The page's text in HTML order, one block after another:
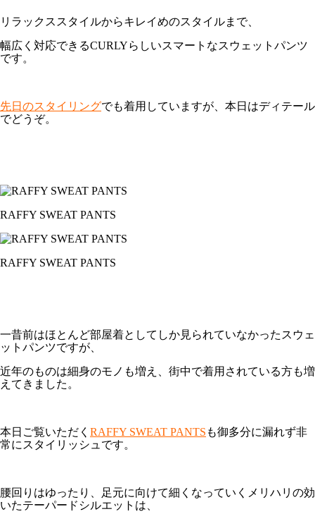
リラックススタイルからキレイめのスタイルまで、
幅広く対応できるCURLYらしいスマートなスウェットパンツ
です。
先日のスタイリングでも着用していますが、本日はディテール
でどうぞ。
RAFFY SWEAT PANTS
RAFFY SWEAT PANTS
一昔前はほとんど部屋着としてしか見られていなかったスウェ
ットパンツですが、
近年のものは細身のモノも増え、街中で着用されている方も増
えてきました。
本日ご覧いただく RAFFY SWEAT PANTS も御多分に漏れず非
常にスタイリッシュです。
腰回りはゆったり、足元に向けて細くなっていくメリハリの効
いたテーパードシルエットは、